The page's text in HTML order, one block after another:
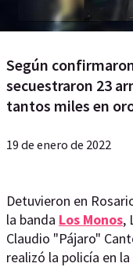
Según
secuestraron 23
tantos miles en
19 de enero de 2022
Detuvieron en
la banda Los Monos,
Claudio "Pájaro"
realizó la policía en